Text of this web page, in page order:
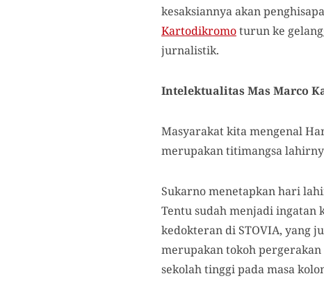
kesaksiannya akan
Kartodikromoturun ke
jurnalistik.
Intelektualitas Mas Marco
Masyarakat kita mengenal
merupakan titimangsa
Sukarno menetapkan hari
Tentu sudah menjadi ingatan
kedokteran di STOVIA, yang
merupakan tokoh
sekolah tinggi pada masa